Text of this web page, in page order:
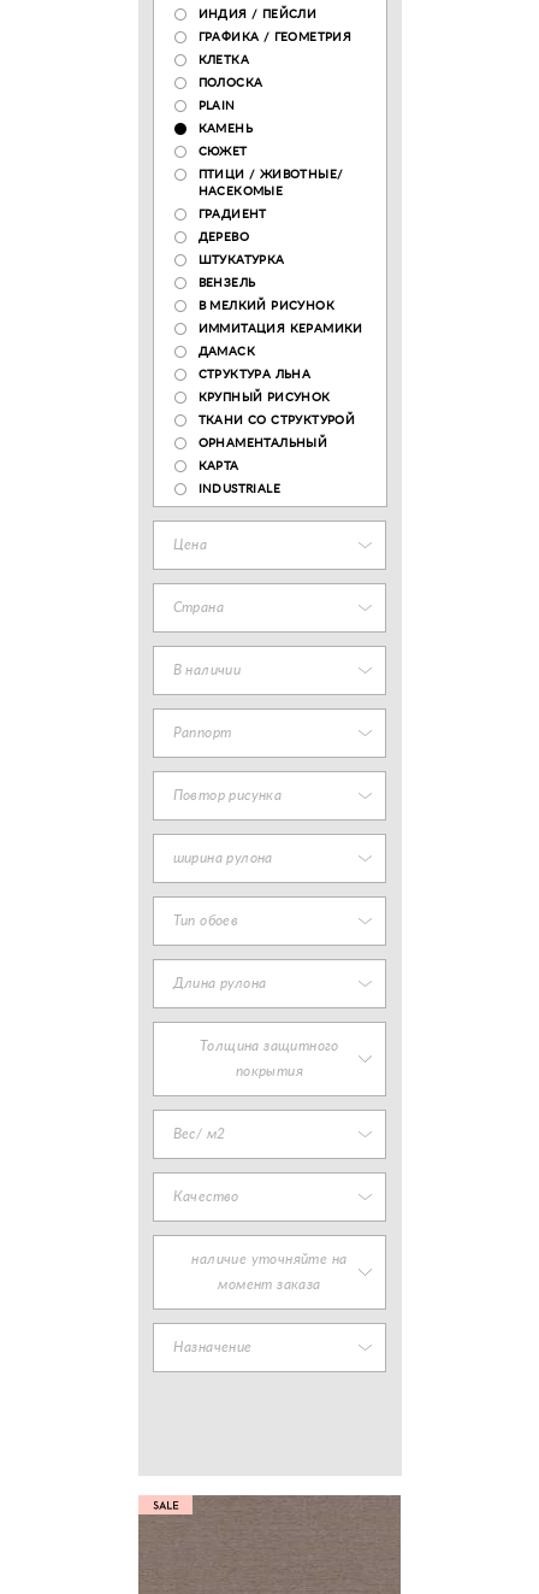
ИНДИЯ / ПЕЙСЛИ
ГРАФИКА / ГЕОМЕТРИЯ
КЛЕТКА
ПОЛОСКА
PLAIN
КАМЕНЬ
СЮЖЕТ
ПТИЦИ / ЖИВОТНЫЕ/
НАСЕКОМЫЕ
ГРАДИЕНТ
ДЕРЕВО
ШТУКАТУРКА
ВЕНЗЕЛЬ
В МЕЛКИЙ РИСУНОК
ИММИТАЦИЯ КЕРАМИКИ
ДАМАСК
СТРУКТУРА ЛЬНА
КРУПНЫЙ РИСУНОК
ТКАНИ СО СТРУКТУРОЙ
ОРНАМЕНТАЛЬНЫЙ
КАРТА
INDUSTRIALE
Цена
Страна
В наличии
Раппорт
Повтор рисунка
ширина рулона
Тип обоев
Длина рулона
Толщина защитного
покрытия
Вес/ м2
Качество
наличие уточняйте на
момент заказа
Назначение